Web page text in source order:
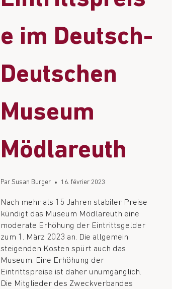
e im Deutsch-
Deutschen
Museum
Mödlareuth
Par Susan Burger 16. février 2023
Nach mehr als 15 Jahren stabiler Preise
kündigt das Museum Mödlareuth eine
moderate Erhöhung der Eintrittsgelder
zum 1. März 2023 an. Die allgemein
steigenden Kosten spürt auch das
Museum. Eine Erhöhung der
Eintrittspreise ist daher unumgänglich.
Die Mitglieder des Zweckverbandes